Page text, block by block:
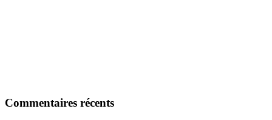
Commentaires récents